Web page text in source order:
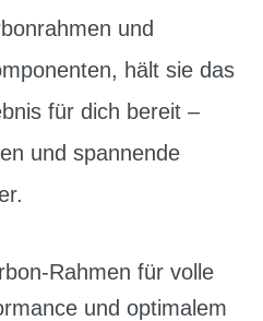
und
hält sie das
für dich bereit –
und spannende
Rahmen für volle
und optimalem